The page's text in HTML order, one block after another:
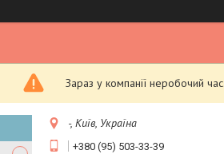
Зараз у компанії неробочий
-, Київ, Україна
+380 (95) 503-33-39